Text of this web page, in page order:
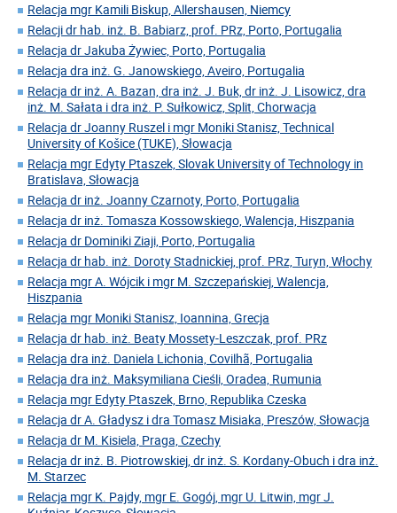
Relacja mgr Kamili Biskup, Allershausen, Niemcy
Relacji dr hab. inż. B. Babiarz, prof. PRz, Porto, Portugalia
Relacja dr Jakuba Żywiec, Porto, Portugalia
Relacja dra inż. G. Janowskiego, Aveiro, Portugalia
Relacja dr inż. A. Bazan, dra inż. J. Buk, dr inż. J. Lisowicz, dra
inż. M. Sałata i dra inż. P. Sułkowicz, Split, Chorwacja
Relacja dr Joanny Ruszel i mgr Moniki Stanisz, Technical
University of Košice (TUKE), Słowacja
Relacja mgr Edyty Ptaszek, Slovak University of Technology in
Bratislava, Słowacja
Relacja dr inż. Joanny Czarnoty, Porto, Portugalia
Relacja dr inż. Tomasza Kossowskiego, Walencja, Hiszpania
Relacja dr Dominiki Ziaji, Porto, Portugalia
Relacja dr hab. inż. Doroty Stadnickiej, prof. PRz, Turyn, Włochy
Relacja mgr A. Wójcik i mgr M. Szczepańskiej, Walencja,
Hiszpania
Relacja mgr Moniki Stanisz, Ioannina, Grecja
Relacja dr hab. inż. Beaty Mossety-Leszczak, prof. PRz
Relacja dra inż. Daniela Lichonia, Covilhã, Portugalia
Relacja dra inż. Maksymiliana Cieśli, Oradea, Rumunia
Relacja mgr Edyty Ptaszek, Brno, Republika Czeska
Relacja dr A. Gładysz i dra Tomasz Misiaka, Preszów, Słowacja
Relacja dr M. Kisiela, Praga, Czechy
Relacja dr inż. B. Piotrowskiej, dr inż. S. Kordany-Obuch i dra inż.
M. Starzec
Relacja mgr K. Pajdy, mgr E. Gogój, mgr U. Litwin, mgr J.